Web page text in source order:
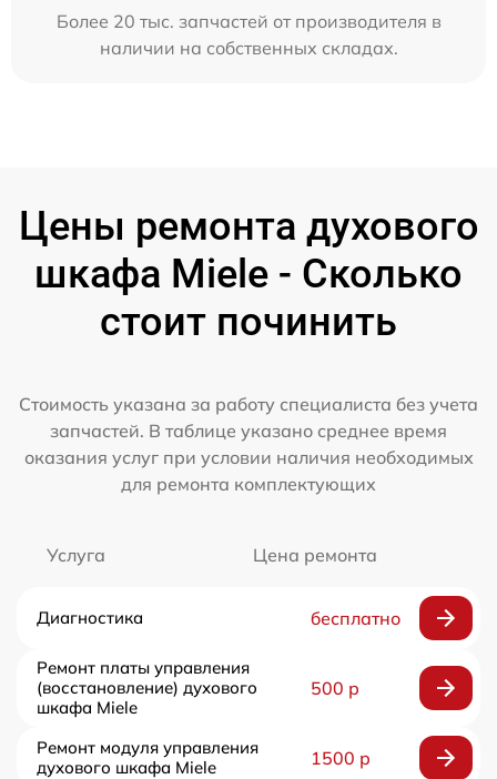
Более 20 тыс. запчастей от производителя в
наличии на собственных складах.
Цены ремонта духового
шкафа Miele - Сколько
стоит починить
Стоимость указана за работу специалиста без учета
запчастей. В таблице указано среднее время
оказания услуг при условии наличия необходимых
для ремонта комплектующих
Услуга Цена ремонта
Диагностика бесплатно
Ремонт платы управления
(восстановление) духового
шкафа Miele
500 р
Ремонт модуля управления
духового шкафа Miele
1500 р